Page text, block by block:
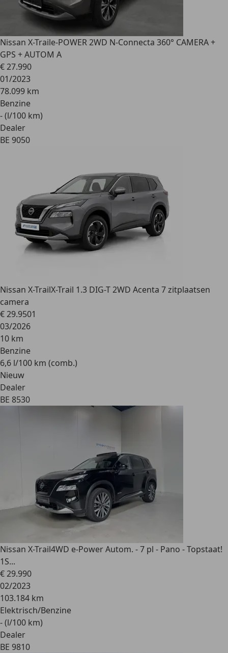
Nissan X-Traile-POWER 2WD N-Connecta 360° CAMERA +
GPS + AUTOM A
€ 27.990
01/2023
78.099 km
Benzine
- (l/100 km)
Dealer
BE 9050
Nissan X-TrailX-Trail 1.3 DIG-T 2WD Acenta 7 zitplaatsen
camera
€ 29.9501
03/2026
10 km
Benzine
6,6 l/100 km (comb.)
Nieuw
Dealer
BE 8530
Nissan X-Trail4WD e-Power Autom. - 7 pl - Pano - Topstaat!
1S...
€ 29.990
02/2023
103.184 km
Elektrisch/Benzine
- (l/100 km)
Dealer
BE 9810